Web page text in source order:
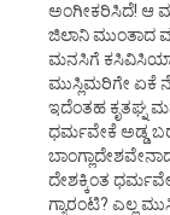
ಅಂಗೀಕರಿಸಿದೆ! ಆ
ಜಿಲಾನಿ ಮುಂತಾದ
ಮನಸಿಗೆ
ಮುಸ್ಲಿಮರಿಗೇ ಏಕೆ
ಇದೆಂತಹ ಕೃತಘ್ನ
ಧರ್ಮವೇಕೆ ಅಡ್ಡ
ದೇಶಕ್ಕಿಂತ
ಗ್ಯಾರಂಟಿ? ಎಲ್ಲ